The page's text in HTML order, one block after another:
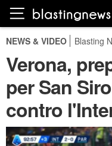
NEWS & VIDEO Blasting
Verona,
per San
contro